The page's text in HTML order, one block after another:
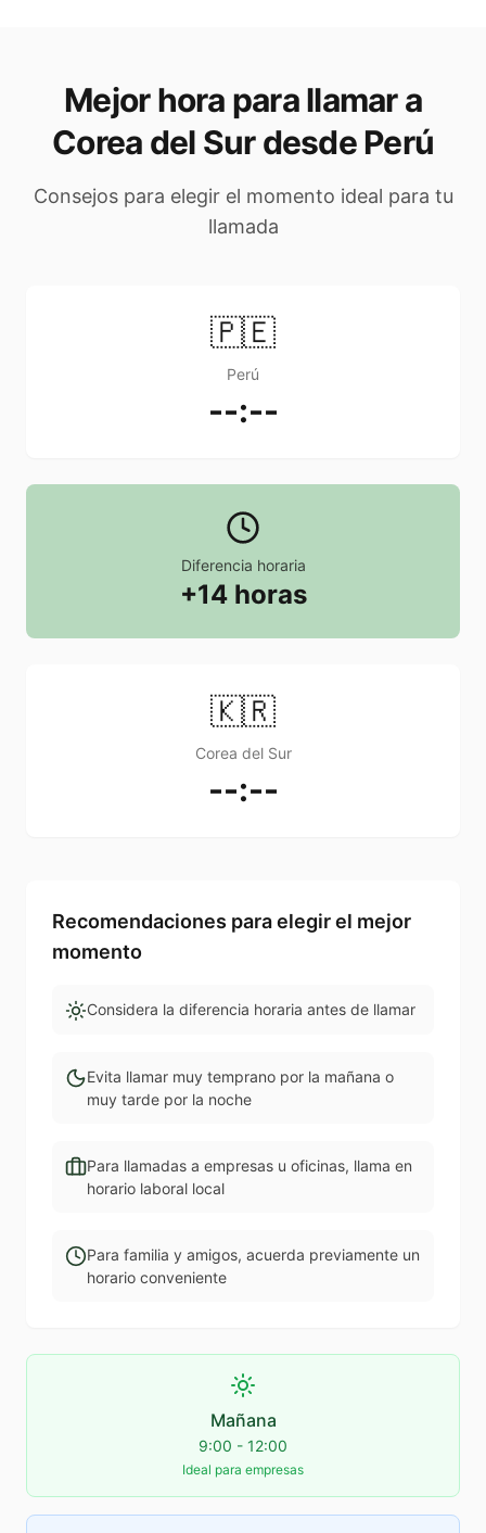
Mejor hora para llamar a
Corea del Sur desde Perú
Consejos para elegir el momento ideal para tu
llamada
🇵🇪
Perú
--:--
Diferencia horaria
+14 horas
🇰🇷
Corea del Sur
--:--
Recomendaciones para elegir el mejor
momento
Considera la diferencia horaria antes de llamar
Evita llamar muy temprano por la mañana o
muy tarde por la noche
Para llamadas a empresas u oficinas, llama en
horario laboral local
Para familia y amigos, acuerda previamente un
horario conveniente
Mañana
9:00 - 12:00
Ideal para empresas